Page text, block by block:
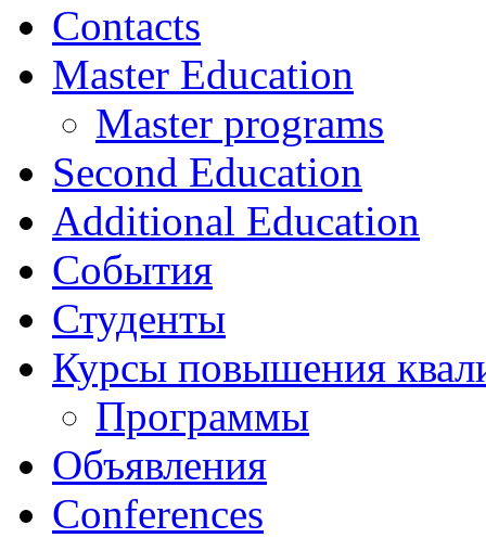
Contacts
Master Education
Master programs
Second Education
Additional Education
События
Студенты
Курсы повышения
Программы
Объявления
Conferences